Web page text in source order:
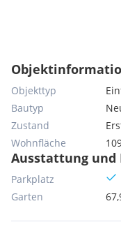
Objekttyp
Bautyp
Zustand
Wohnfläche
Ausstattung und
Parkplatz
Garten